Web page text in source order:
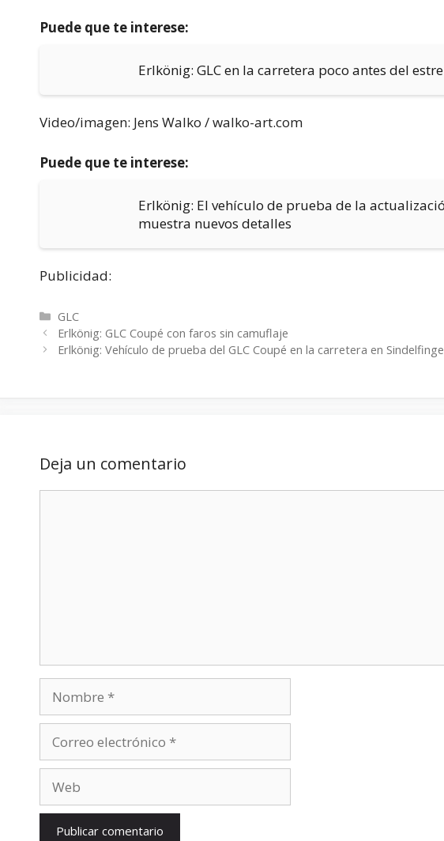
Puede que te interese:
Erlkönig: GLC en la carretera poco antes del
Video/imagen: Jens Walko / walko-art.com
Puede que te interese:
Erlkönig: El vehículo de prueba de la
muestra nuevos detalles
Publicidad:
Categorías
GLC
Erlkönig: GLC Coupé con faros sin camuflaje
Erlkönig: Vehículo de prueba del GLC Coupé en la carretera en
Deja un comentario
electrónico